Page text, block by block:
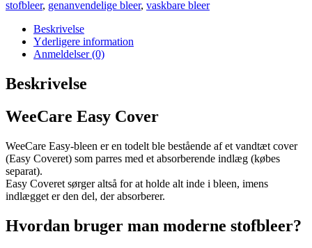
-
Sand
antal
stofbleer, genanvendelige bleer, vaskbare bleer
Beskrivelse
Yderligere information
Anmeldelser (0)
Beskrivelse
WeeCare Easy Cover
WeeCare Easy-bleen er en todelt ble bestående af et vandtæt cover
(Easy Coveret) som parres med et absorberende indlæg (købes
separat).
Easy Coveret sørger altså for at holde alt inde i bleen, imens
indlægget er den del, der absorberer.
Hvordan bruger man moderne stofbleer?